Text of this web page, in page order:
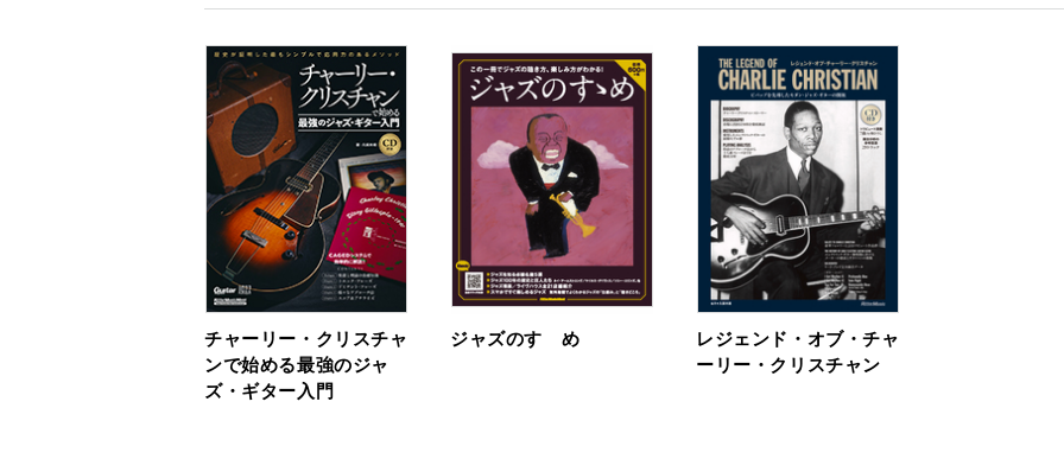
チャーリー・クリスチャ
ンで始める最強のジャ
ズ・ギター入門
ジャズのすゝめ
レジェンド・オブ・チャ
ーリー・クリスチャン